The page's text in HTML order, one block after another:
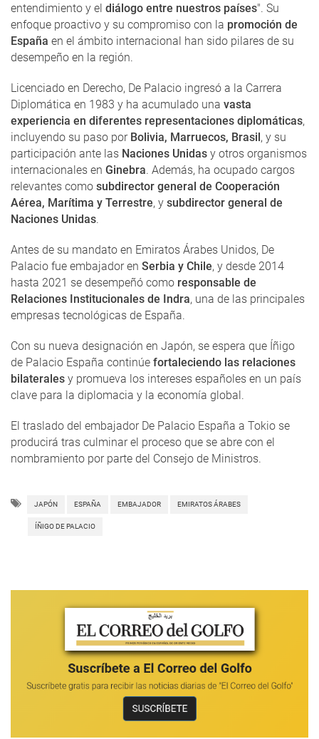
entendimiento y el diálogo entre nuestros países". Su
enfoque proactivo y su compromiso con la promoción de
España en el ámbito internacional han sido pilares de su
desempeño en la región.
Licenciado en Derecho, De Palacio ingresó a la Carrera
Diplomática en 1983 y ha acumulado una vasta
experiencia en diferentes representaciones diplomáticas,
incluyendo su paso porBolivia, Marruecos, Brasil, y su
participación ante las Naciones Unidas y otros organismos
internacionales en Ginebra. Además, ha ocupado cargos
relevantes como subdirector general de Cooperación
Aérea, Marítima y Terrestre, y subdirector general de
Naciones Unidas.
Antes de su mandato en Emiratos Árabes Unidos, De
Palacio fue embajador en Serbia y Chile, y desde 2014
hasta 2021 se desempeñó como responsable de
Relaciones Institucionales de Indra, una de las principales
empresas tecnológicas de España.
Con su nueva designación en Japón, se espera que Íñigo
de Palacio España continúe fortaleciendo las relaciones
bilaterales y promueva los intereses españoles en un país
clave para la diplomacia y la economía global.
El traslado del embajador De Palacio España a Tokio se
producirá tras culminar el proceso que se abre con el
nombramiento por parte del Consejo de Ministros.
JAPÓN ESPAÑA EMBAJADOR EMIRATOS ÁRABES
ÍÑIGO DE PALACIO